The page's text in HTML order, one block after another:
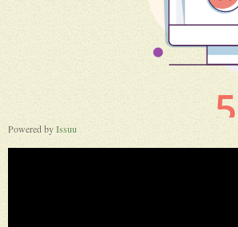
Powered byIssuu